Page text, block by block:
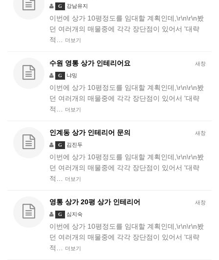
G 강남유지
이번에 상가 10평정도를 임대할 계획인데,\r\n\r\n봤
던 여러개의 매물중에 각각 장단점이 있어서 '대략
적…
더보기
새창
수원 영통 상가 인테리어요
G 냐밍
이번에 상가 10평정도를 임대할 계획인데,\r\n\r\n봤
던 여러개의 매물중에 각각 장단점이 있어서 '대략
적…
더보기
새창
인계동 상가 인테리어 문의
G 김진두
이번에 상가 10평정도를 임대할 계획인데,\r\n\r\n봤
던 여러개의 매물중에 각각 장단점이 있어서 '대략
적…
더보기
새창
영통 상가 20평 상가 인테리어
G 심지숙
이번에 상가 10평정도를 임대할 계획인데,\r\n\r\n봤
던 여러개의 매물중에 각각 장단점이 있어서 '대략
적…
더보기